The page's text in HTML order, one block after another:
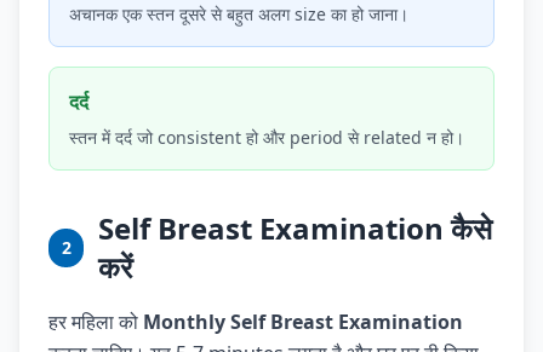
अचानक एक स्तन दूसरे से बहुत अलग size का हो जाना।
दर्द
स्तन में दर्द जो consistent हो और period से related न हो।
2
Self Breast Examination कैसे
करें
हर महिला को Monthly Self Breast Examination